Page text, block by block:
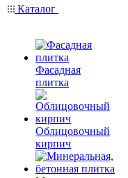
Каталог
Фасадная
плитка
Облицовочный
кирпич